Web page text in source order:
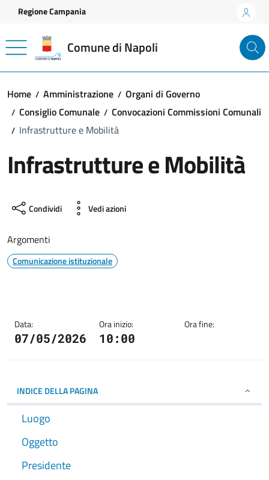
Vai ai contenuti
Vai al footer
Regione Campania
Comune di Napoli
Home Amministrazione
Organi di Governo
Consiglio Comunale
Convocazioni Commissioni Comunali
Infrastrutture e Mobilità
Infrastrutture e Mobilità
Condividi Vedi azioni
Argomenti
Comunicazione istituzionale
Data:
07/05/2026
Ora inizio:
10:00
Ora fine:
INDICE DELLA PAGINA
Luogo
Oggetto
Presidente